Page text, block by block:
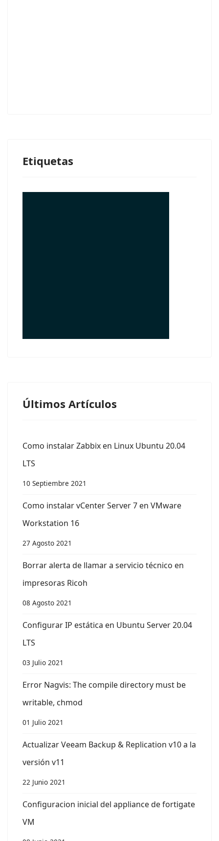
Etiquetas
Últimos Artículos
Como instalar Zabbix en Linux Ubuntu 20.04
LTS
10 Septiembre 2021
Como instalar vCenter Server 7 en VMware
Workstation 16
27 Agosto 2021
Borrar alerta de llamar a servicio técnico en
impresoras Ricoh
08 Agosto 2021
Configurar IP estática en Ubuntu Server 20.04
LTS
03 Julio 2021
Error Nagvis: The compile directory must be
writable, chmod
01 Julio 2021
Actualizar Veeam Backup & Replication v10 a la
versión v11
22 Junio 2021
Configuracion inicial del appliance de fortigate
VM